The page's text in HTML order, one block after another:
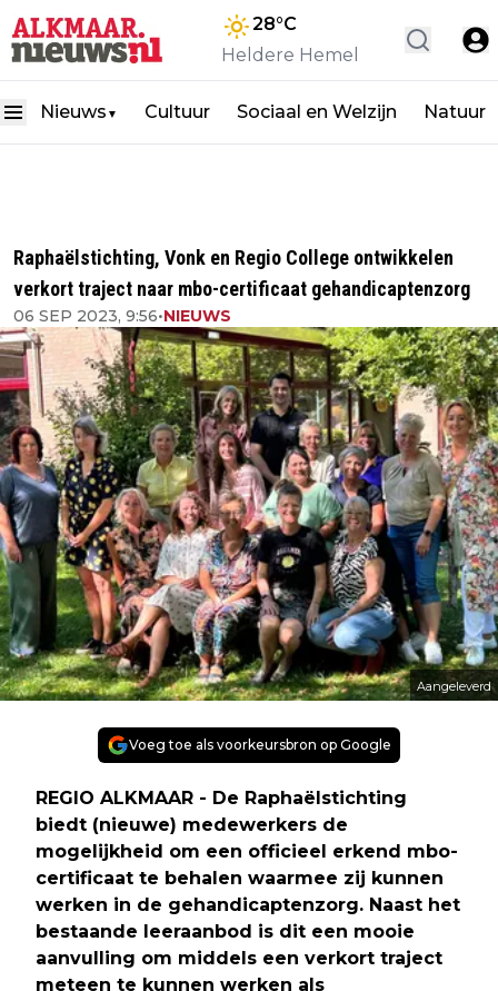
28°C
Heldere Hemel
Nieuws ▼ Cultuur Sociaal en Welzijn Natuur
Raphaëlstichting, Vonk en Regio College ontwikkelen
verkort traject naar mbo-certificaat gehandicaptenzorg
06 SEP 2023, 9:56•NIEUWS
Aangeleverd
Voeg toe als voorkeursbron op Google
REGIO ALKMAAR - De Raphaëlstichting
biedt (nieuwe) medewerkers de
mogelijkheid om een officieel erkend mbo-
certificaat te behalen waarmee zij kunnen
werken in de gehandicaptenzorg. Naast het
bestaande leeraanbod is dit een mooie
aanvulling om middels een verkort traject
meteen te kunnen werken als